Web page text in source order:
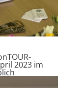
2023 im